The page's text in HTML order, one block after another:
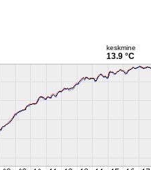
keskmine
13.9 °C